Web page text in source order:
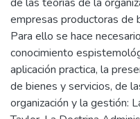
empresas productoras de
Para ello se hace
conocimiento
aplicación practica, la
de bienes y servicios, de
organización y la gestión: